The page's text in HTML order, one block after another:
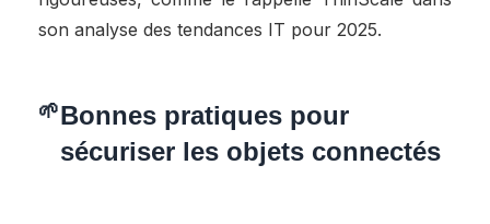
son analyse des tendances IT pour 2025.
Bonnes pratiques pour
sécuriser les objets connectés